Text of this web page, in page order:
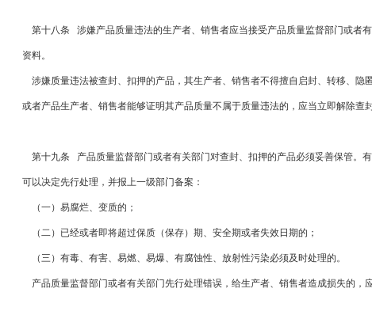
第十八条 涉嫌产品质量违法的生产者、销售者应当接受产品质量监督部门或者
资料。
涉嫌质量违法被查封、扣押的产品，其生产者、销售者不得擅自启封、转移、隐
或者产品生产者、销售者能够证明其产品质量不属于质量违法的，应当立即解除查封
第十九条 产品质量监督部门或者有关部门对查封、扣押的产品必须妥善保管。
可以决定先行处理，并报上一级部门备案：
（一）易腐烂、变质的；
（二）已经或者即将超过保质（保存）期、安全期或者失效日期的；
（三）有毒、有害、易燃、易爆、有腐蚀性、放射性污染必须及时处理的。
产品质量监督部门或者有关部门先行处理错误，给生产者、销售者造成损失的，